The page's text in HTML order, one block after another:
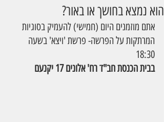
הוא נמצא בחושך או באור?
אתם מוזמנים היום (חמישי) להעמיק בסוגיות
המרתקות על הפרשה- פרשת 'ויצא' בשעה
18:30
בבית הכנסת חב"ד רח' אלונים 17 יקנעם